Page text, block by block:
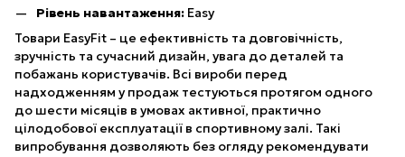
Рівень навантаження: Easy
Товари EasyFit – це ефективність та довговічність,
зручність та сучасний дизайн, увага до деталей та
побажань користувачів. Всі вироби перед
надходженням у продаж тестуються протягом одного
до шести місяців в умовах активної, практично
цілодобової експлуатації в спортивному залі. Такі
випробування дозволяють без огляду рекомендувати